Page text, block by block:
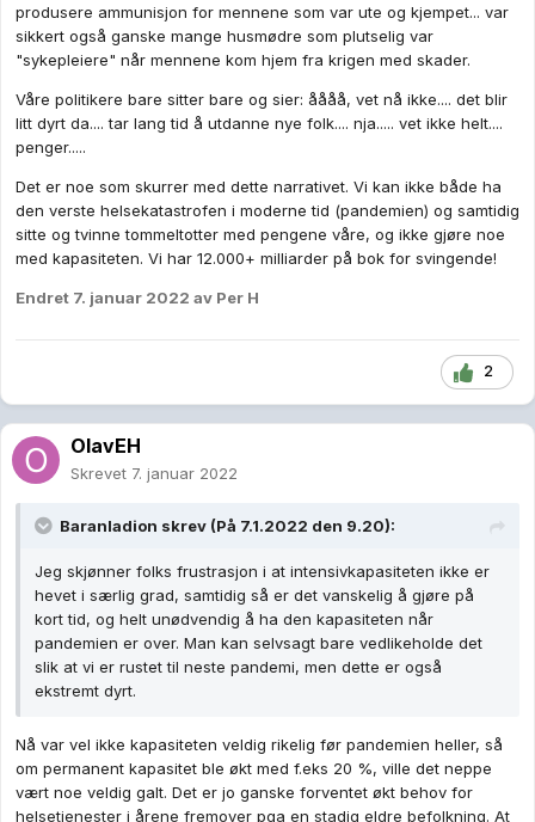
produsere ammunisjon for mennene som var ute og kjempet... var
sikkert også ganske mange husmødre som plutselig var
"sykepleiere" når mennene kom hjem fra krigen med skader.
Våre politikere bare sitter bare og sier: åååå, vet nå ikke.... det blir
litt dyrt da.... tar lang tid å utdanne nye folk.... nja..... vet ikke helt....
penger.....
Det er noe som skurrer med dette narrativet. Vi kan ikke både ha
den verste helsekatastrofen i moderne tid (pandemien) og samtidig
sitte og tvinne tommeltotter med pengene våre, og ikke gjøre noe
med kapasiteten. Vi har 12.000+ milliarder på bok for svingende!
Endret 7. januar 2022 av Per H
2
OlavEH
Skrevet 7. januar 2022
Baranladion skrev (På 7.1.2022 den 9.20):
Jeg skjønner folks frustrasjon i at intensivkapasiteten ikke er
hevet i særlig grad, samtidig så er det vanskelig å gjøre på
kort tid, og helt unødvendig å ha den kapasiteten når
pandemien er over. Man kan selvsagt bare vedlikeholde det
slik at vi er rustet til neste pandemi, men dette er også
ekstremt dyrt.
Nå var vel ikke kapasiteten veldig rikelig før pandemien heller, så
om permanent kapasitet ble økt med f.eks 20 %, ville det neppe
vært noe veldig galt. Det er jo ganske forventet økt behov for
helsetjenester i årene fremover pga en stadig eldre befolkning. At